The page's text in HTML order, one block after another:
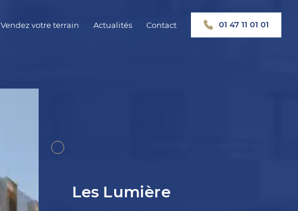
Vendez votre terrain Actualités Contact 01 47 11 01 01
Les Lumière